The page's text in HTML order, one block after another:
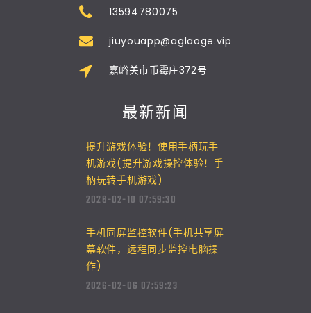
13594780075
jiuyouapp@aglaoge.vip
嘉峪关市币霉庄372号
最新新闻
提升游戏体验！使用手柄玩手
机游戏(提升游戏操控体验！手
柄玩转手机游戏)
2026-02-10 07:59:30
手机同屏监控软件(手机共享屏
幕软件，远程同步监控电脑操
作)
2026-02-06 07:59:23